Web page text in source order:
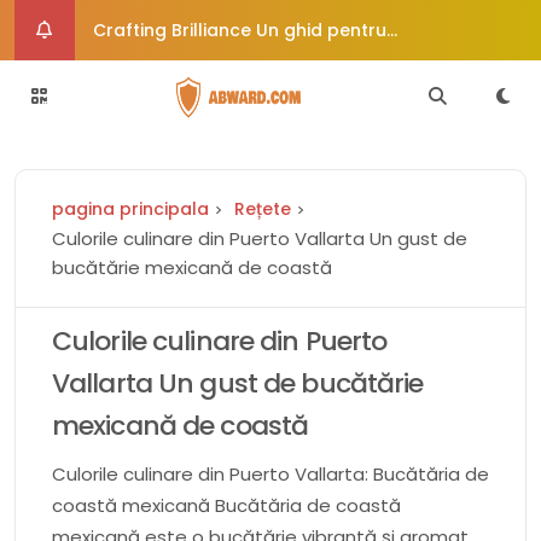
Crafting Brilliance Un ghid pentru
îmbunătățirea creativă a imaginii
Cum vă poate ajuta dieta paleo să vă
călătorește în timp în stil
6 moduri de a trata afecțiunile comune ale
pielii
Crafty Corners Idei creative de cadouri DIY
pentru suflete pline de artă
pagina principala Rețete
Culorile culinare din Puerto Vallarta Un gust de
bucătărie mexicană de coastă
Culorile culinare din Puerto
Vallarta Un gust de bucătărie
mexicană de coastă
Culorile culinare din Puerto Vallarta: Bucătăria de
coastă mexicană Bucătăria de coastă